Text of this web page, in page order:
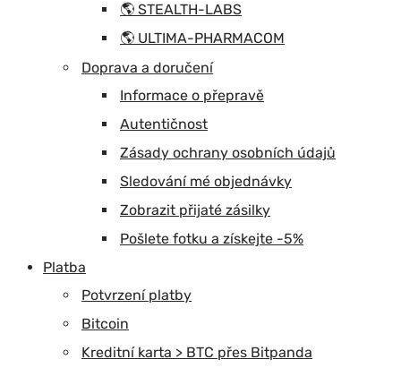
🌎 STEALTH-LABS
🌎 ULTIMA-PHARMACOM
Doprava a doručení
Informace o přepravě
Autentičnost
Zásady ochrany osobních údajů
Sledování mé objednávky
Zobrazit přijaté zásilky
Pošlete fotku a získejte -5%
Platba
Potvrzení platby
Bitcoin
Kreditní karta > BTC přes Bitpanda